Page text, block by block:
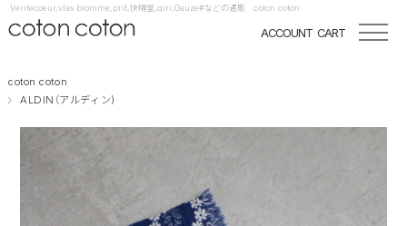
Veritecoeur,vlas blomme,prit,快晴堂,qiri,Gauze#などの通販 coton coton
ACCOUNT CART
coton coton
ALDIN（アルディン)